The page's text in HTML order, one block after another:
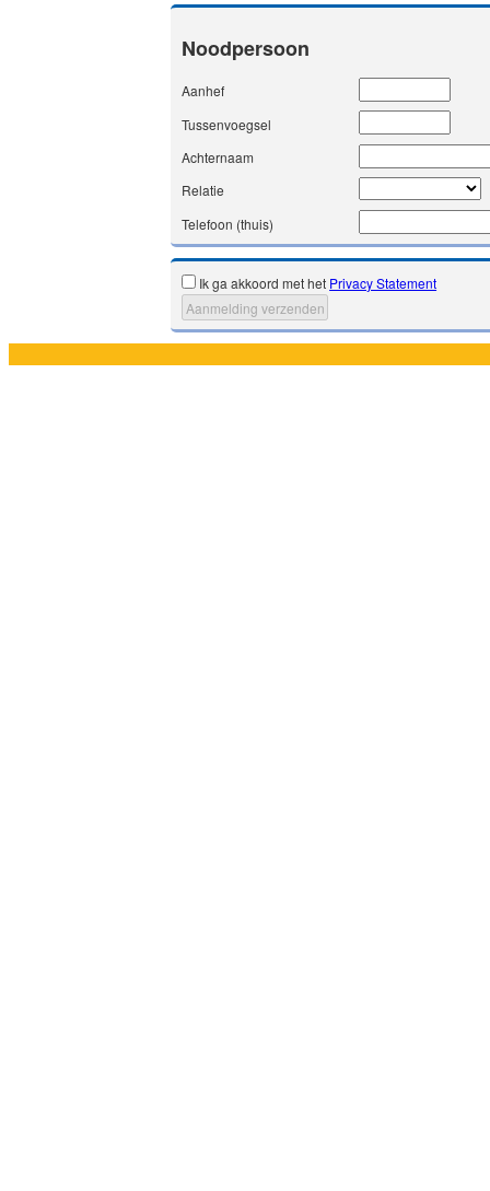
Noodpersoon
Aanhef
Tussenvoegsel
Achternaam
Relatie
Telefoon (thuis)
Ik ga akkoord met het Privacy Statement